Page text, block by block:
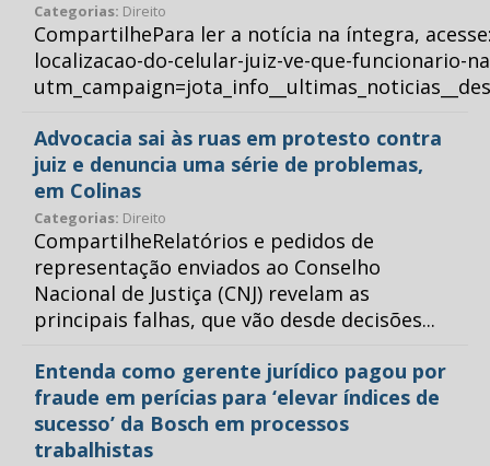
Categorias: Direito
CompartilhePara ler a notícia na íntegra,
localizacao-do-celular-juiz-ve-que-funcionario-
Advocacia sai às ruas em protesto contra
juiz e denuncia uma série de problemas,
em Colinas
Categorias: Direito
CompartilheRelatórios e pedidos de
representação enviados ao Conselho
Nacional de Justiça (CNJ) revelam as
principais falhas, que vão desde decisões...
Entenda como gerente jurídico pagou por
fraude em perícias para ‘elevar índices de
sucesso’ da Bosch em processos
trabalhistas